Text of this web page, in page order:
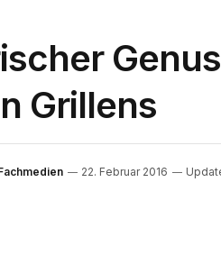
Grillens
22. Februar 2016